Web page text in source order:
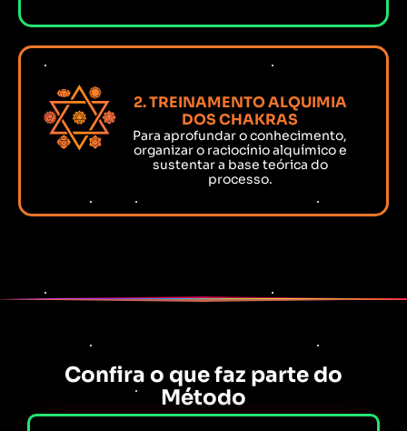
2. TREINAMENTO ALQUIMIA
DOS CHAKRAS
Para aprofundar o conhecimento,
organizar o raciocínio alquímico e
sustentar a base teórica do
processo.
Confira o que faz parte do
Método